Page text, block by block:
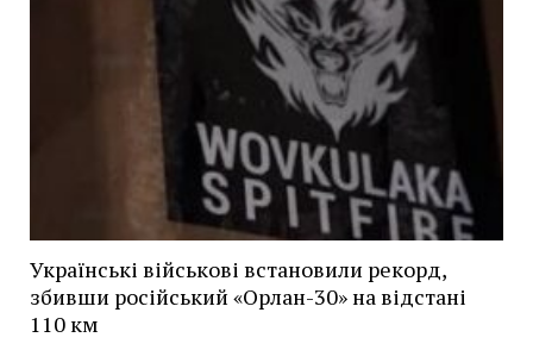
Українські військові встановили рекорд,
збивши російський «Орлан-30» на відстані
110 км